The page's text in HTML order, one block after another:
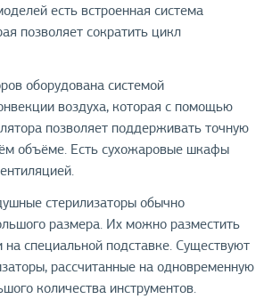
есть встроенная система
позволяет сократить цикл
оборудована системой
воздуха, которая с помощью
позволяет поддерживать точную
объёме. Есть сухожаровые шкафы
стерилизаторы обычно
размера. Их можно разместить
на специальной подставке. Существуют
рассчитанные на одновременную
количества инструментов.